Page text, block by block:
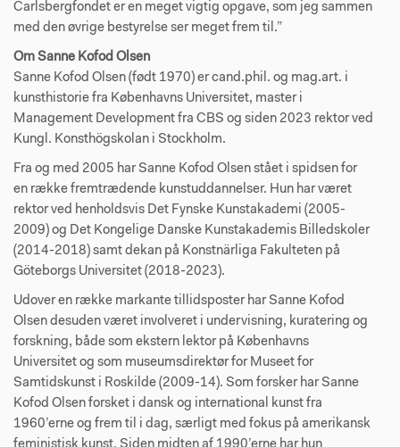
Carlsbergfondet er en meget vigtig opgave, som jeg sammen
med den øvrige bestyrelse ser meget frem til.”
Om Sanne Kofod Olsen
Sanne Kofod Olsen (født 1970) er cand.phil. og mag.art. i
kunsthistorie fra Københavns Universitet, master i
Management Development fra CBS og siden 2023 rektor ved
Kungl. Konsthögskolan i Stockholm.
Fra og med 2005 har Sanne Kofod Olsen stået i spidsen for
en række fremtrædende kunstuddannelser. Hun har været
rektor ved henholdsvis Det Fynske Kunstakademi (2005-
2009) og Det Kongelige Danske Kunstakademis Billedskoler
(2014-2018) samt dekan på Konstnärliga Fakulteten på
Göteborgs Universitet (2018-2023).
Udover en række markante tillidsposter har Sanne Kofod
Olsen desuden været involveret i undervisning, kuratering og
forskning, både som ekstern lektor på Københavns
Universitet og som museumsdirektør for Museet for
Samtidskunst i Roskilde (2009-14). Som forsker har Sanne
Kofod Olsen forsket i dansk og international kunst fra
1960’erne og frem til i dag, særligt med fokus på amerikansk